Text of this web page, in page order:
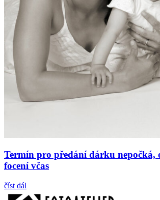
Termín pro předání dárku nepočká,
focení včas
číst dál